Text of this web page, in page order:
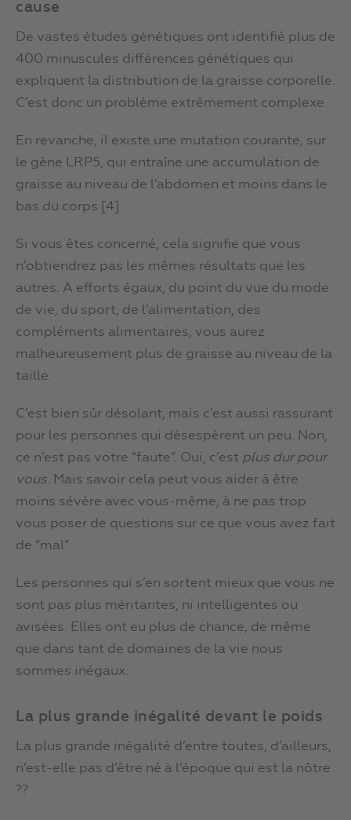
cause
De vastes études génétiques ont identifié plus de
400 minuscules différences génétiques qui
expliquent la distribution de la graisse corporelle.
C’est donc un problème extrêmement complexe.
En revanche, il existe une mutation courante, sur
le gène LRP5, qui entraîne une accumulation de
graisse au niveau de l’abdomen et moins dans le
bas du corps [4].
Si vous êtes concerné, cela signifie que vous
n’obtiendrez pas les mêmes résultats que les
autres. A efforts égaux, du point du vue du mode
de vie, du sport, de l’alimentation, des
compléments alimentaires, vous aurez
malheureusement plus de graisse au niveau de la
taille.
C’est bien sûr désolant, mais c’est aussi rassurant
pour les personnes qui désespèrent un peu. Non,
ce n’est pas votre “faute”. Oui, c’est plus dur pour
vous. Mais savoir cela peut vous aider à être
moins sévère avec vous-même, à ne pas trop
vous poser de questions sur ce que vous avez fait
de “mal”.
Les personnes qui s’en sortent mieux que vous ne
sont pas plus méritantes, ni intelligentes ou
avisées. Elles ont eu plus de chance, de même
que dans tant de domaines de la vie nous
sommes inégaux.
La plus grande inégalité devant le poids
La plus grande inégalité d’entre toutes, d’ailleurs,
n’est-elle pas d’être né à l’époque qui est la nôtre
??